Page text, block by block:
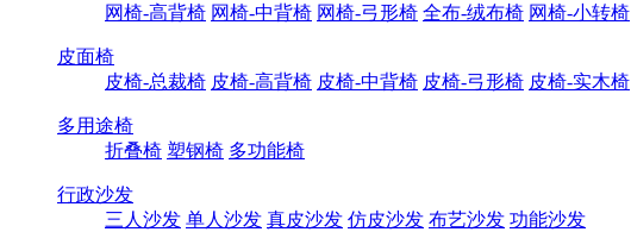
网椅-高背椅 网椅-中背椅 网椅-弓形椅 全布-绒布椅 网椅-小转椅
皮面椅
皮椅-总裁椅 皮椅-高背椅 皮椅-中背椅 皮椅-弓形椅 皮椅-实木椅
多用途椅
折叠椅 塑钢椅 多功能椅
行政沙发
三人沙发 单人沙发 真皮沙发 仿皮沙发 布艺沙发 功能沙发